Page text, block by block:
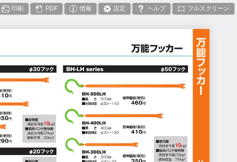
印刷 PDF 情報 設定 ヘルプ フルスクリーン